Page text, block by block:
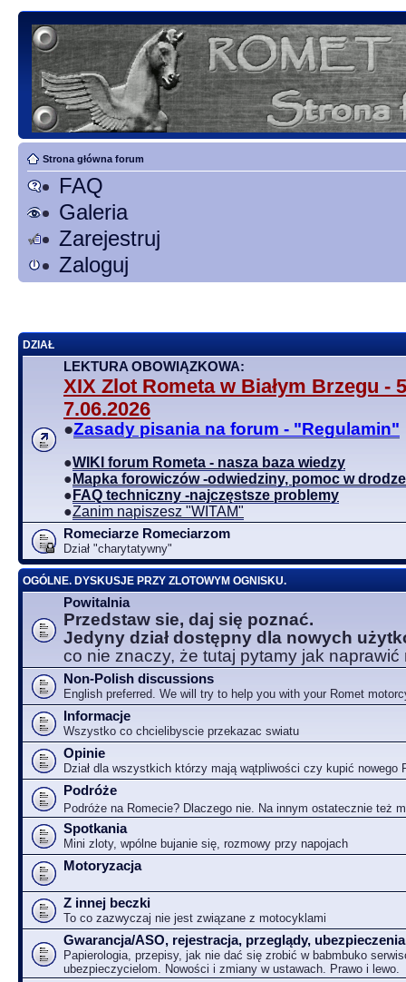
Strona główna forum
FAQ
Galeria
Zarejestruj
Zaloguj
DZIAŁ
LEKTURA OBOWIĄZKOWA:
XIX Zlot Rometa w Białym Brzegu -
7.06.2026
●Zasady pisania na forum - "Regulamin"
●WIKI forum Rometa - nasza baza wiedzy
● Mapka forowiczów -odwiedziny, pomoc w drodze
● FAQ techniczny -najczęstsze problemy
●Zanim napiszesz "WITAM"
Romeciarze Romeciarzom
Dział "charytatywny"
OGÓLNE. DYSKUSJE PRZY ZLOTOWYM OGNISKU.
Powitalnia
Przedstaw sie, daj się poznać.
Jedyny dział dostępny dla nowych
co nie znaczy, że tutaj pytamy jak naprawić
Non-Polish discussions
English preferred. We will try to help you with your Romet
Informacje
Wszystko co chcielibyscie przekazac swiatu
Opinie
Dział dla wszystkich którzy mają wątpliwości czy kupić nowego
Podróże
Podróże na Romecie? Dlaczego nie. Na innym ostatecznie też
Spotkania
Mini zloty, wpólne bujanie się, rozmowy przy napojach
Motoryzacja
Z innej beczki
To co zazwyczaj nie jest związane z motocyklami
Gwarancja/ASO, rejestracja, przeglądy,
Papierologia, przepisy, jak nie dać się zrobić w babmbuko
ubezpieczycielom. Nowości i zmiany w ustawach. Prawo i lewo.